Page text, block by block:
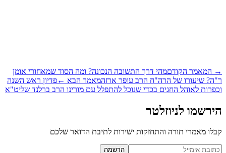
המאמר הקודםמהי דרך התשובה הנכונה? ומה הסוד שמאחורי אומן
שיעורו של הרה"ח הרב עופר ארזהמאמר הבא ← פדיון ראש השנה
לאוהל החגים בכדי שנוכל להתפלל עם מורינו הרב ברלנד שליט"א
לניוזלטר
מאמרי תורה והתחזקות ישירות לתיבת הדואר שלכם
Website (leave הרשמה